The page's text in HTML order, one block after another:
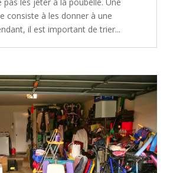
consiste à les donner à une
il est important de trier...